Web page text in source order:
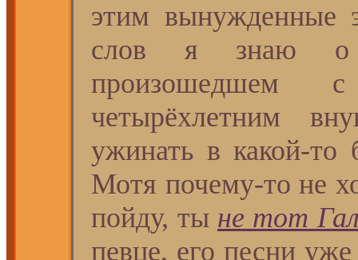
этим вынужденные
слов я знаю о
четырёхлетним
ужинать в какой-то
Мотя почему-то не
пойду, ты не тот
певце, его песни